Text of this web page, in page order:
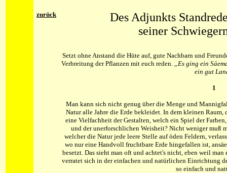
zurück
Des Adjunkts
seiner
Setzt ohne Anstand die Hüte auf, gute Nachbarn und
Verbreitung der Pflanzen mit euch reden. „Es ging ein
ein gut
1
Man kann sich nicht genug über die Menge und
Natur alle Jahre die Erde bekleidet. In dem kleinen Raum,
eine Vielfachheit der Gestalten, welch ein Spiel der
und der unerforschlichen Weisheit? Nicht weniger muß
welcher die Natur jede leere Stelle auf öden Feldern,
wo nur eine Handvoll fruchtbare Erde hingefallen ist,
besetzt. Das sieht man oft und achtet's nicht, eben weil
verratet sich in der einfachen und natürlichen Einrichtung
so einfach und